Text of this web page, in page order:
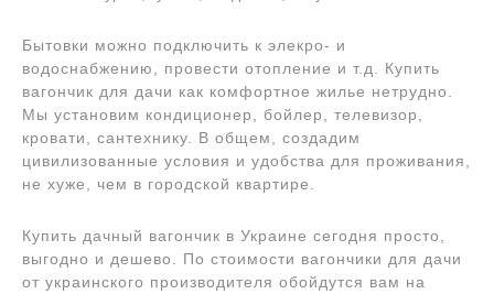
Бытовки можно подключить к элекро- и
водоснабжению, провести отопление и т.д. Купить
вагончик для дачи как комфортное жилье нетрудно.
Мы установим кондиционер, бойлер, телевизор,
кровати, сантехнику. В общем, создадим
цивилизованные условия и удобства для проживания,
не хуже, чем в городской квартире.
Купить дачный вагончик в Украине сегодня просто,
выгодно и дешево. По стоимости вагончики для дачи
от украинского производителя обойдутся вам на